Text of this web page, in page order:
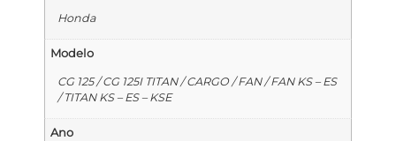
Honda
Modelo
CG 125 / CG 125I TITAN / CARGO / FAN / FAN KS – ES
/ TITAN KS – ES – KSE
Ano